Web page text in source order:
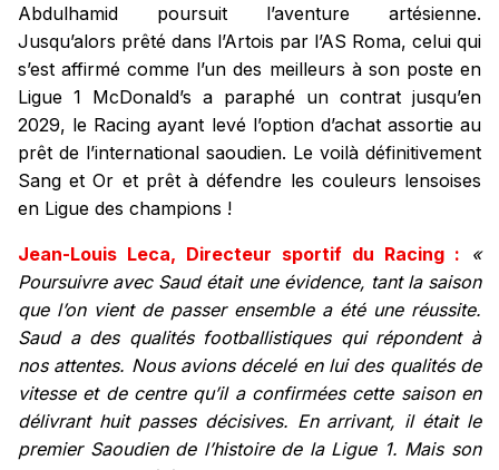
Abdulhamid poursuit l’aventure artésienne.
Jusqu’alors prêté dans l’Artois par l’AS Roma, celui qui
s’est affirmé comme l’un des meilleurs à son poste en
Ligue 1 McDonald’s a paraphé un contrat jusqu’en
2029, le Racing ayant levé l’option d’achat assortie au
prêt de l’international saoudien. Le voilà définitivement
Sang et Or et prêt à défendre les couleurs lensoises
en Ligue des champions !
Jean-Louis Leca, Directeur sportif du Racing :
«
Poursuivre avec Saud était une évidence, tant la saison
que l’on vient de passer ensemble a été une réussite.
Saud a des qualités footballistiques qui répondent à
nos attentes. Nous avions décelé en lui des qualités de
vitesse et de centre qu’il a confirmées cette saison en
délivrant huit passes décisives. En arrivant, il était le
premier Saoudien de l’histoire de la Ligue 1. Mais son